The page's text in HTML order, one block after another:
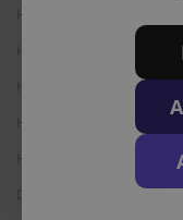
Hoteluri in Nisipurile de
Hoteluri in Antalya
Destinatii in toata lumea